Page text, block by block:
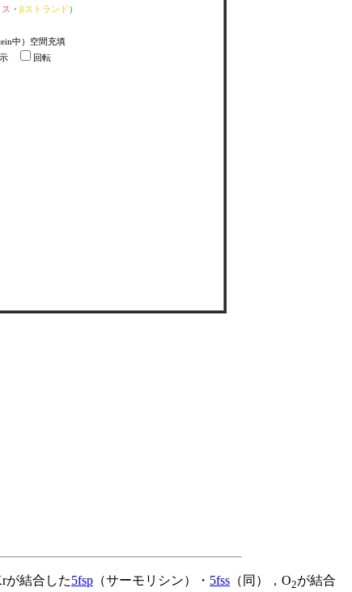
・ βストランド）
中）空間充填
回転
が結合した5fsp （サーモリシン）・ 5fss （同），O2が結合